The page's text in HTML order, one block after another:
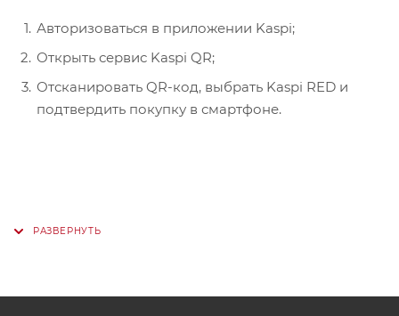
Авторизоваться в приложении Kaspi;
Открыть сервис Kaspi QR;
Отсканировать QR-код, выбрать Kaspi RED и
подтвердить покупку в смартфоне.